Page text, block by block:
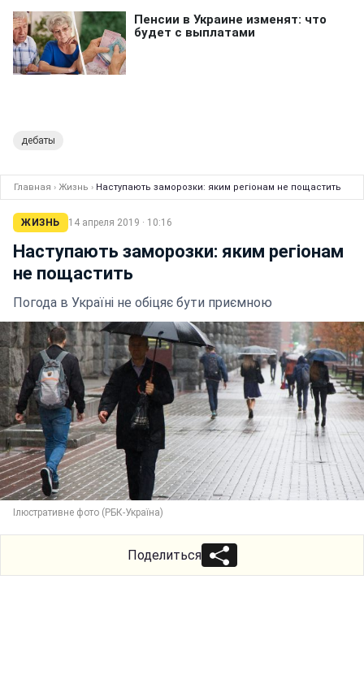
дебаты
Главная › Жизнь › Наступають заморозки: яким регіонам не пощастить
ЖИЗНЬ 14 апреля 2019 · 10:16
Наступають заморозки: яким регіонам
не пощастить
Погода в Україні не обіцяє бути приємною
Ілюстративне фото (РБК-Україна)
Поделиться